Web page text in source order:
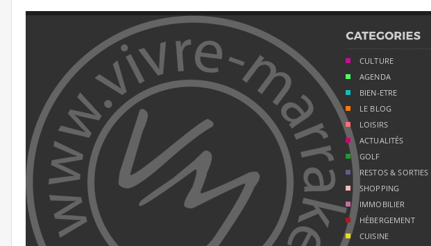
CULTURE
AGENDA
BIEN-ETRE
LE BLOG
LOISIRS
ACTUALITÉS
GOLF
RESTOS & SORTIES
SHOPPING
IMMOBILIER
HÉBERGEMENT
CUISINE